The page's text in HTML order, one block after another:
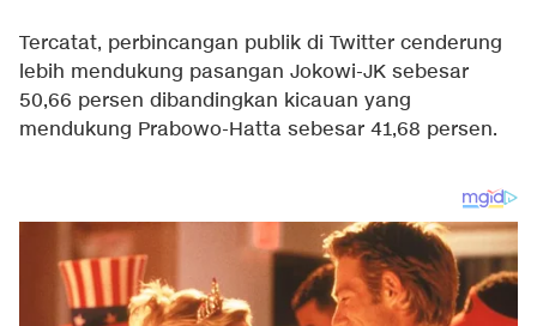
Tercatat, perbincangan publik di Twitter cenderung
lebih mendukung pasangan Jokowi-JK sebesar
50,66 persen dibandingkan kicauan yang
mendukung Prabowo-Hatta sebesar 41,68 persen.